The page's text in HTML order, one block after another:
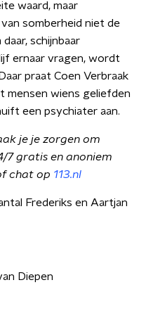
waard, maar
somberheid niet de
schijnbaar
ernaar vragen, wordt
praat Coen Verbraak
mensen wiens geliefden
een psychiater aan.
je je zorgen om
7 gratis en anoniem
chat op 113.nl
Frederiks en Aartjan
Diepen